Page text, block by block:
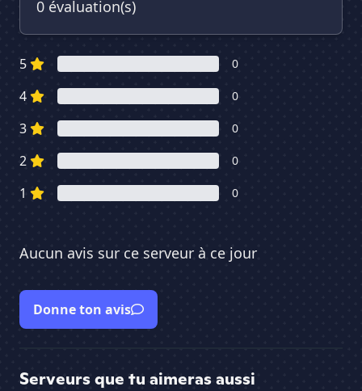
0 évaluation(s)
5 0
4 0
3 0
2 0
1 0
Aucun avis sur ce serveur à ce jour
Donne ton avis
Serveurs que tu aimeras aussi